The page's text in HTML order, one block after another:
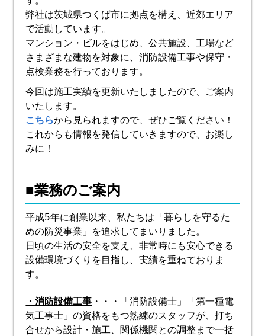
弊社は茨城県つくば市に拠点を構え、近郊エリア
で活動しています。
マンション・ビルをはじめ、公共施設、工場など
さまざまな建物を対象に、消防設備工事や保守・
点検業務を行っております。
今回は施工実績を更新いたしましたので、ご案内
いたします。
こちらから見られますので、ぜひご覧ください！
これからも情報を発信していきますので、お楽し
みに！
■業務のご案内
平成5年に創業以来、私たちは「暮らしを守るた
めの防災事業」を追求してまいりました。
日頃の生活の安全を支え、非常時にも安心できる
設備環境づくりを目指し、実績を重ねておりま
す。
・消防設備工事 ・・・「消防設備士」「第一種電
気工事士」の資格をもつ熟練のスタッフが、打ち
合せから設計・施工、関係機関との調整まで一括